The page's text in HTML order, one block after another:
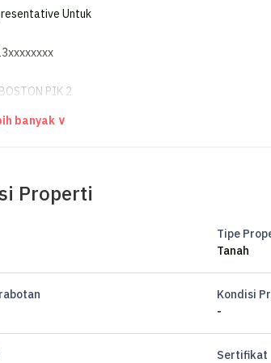
Untuk
PIK 2
La Riviera Kota Belanda Block RLBB/No.06 Pantai
Year Warehouse Green Sedayu Bizpark Cakung
Properti
Tipe
Tanah
Kondisi
-
Sertifikat